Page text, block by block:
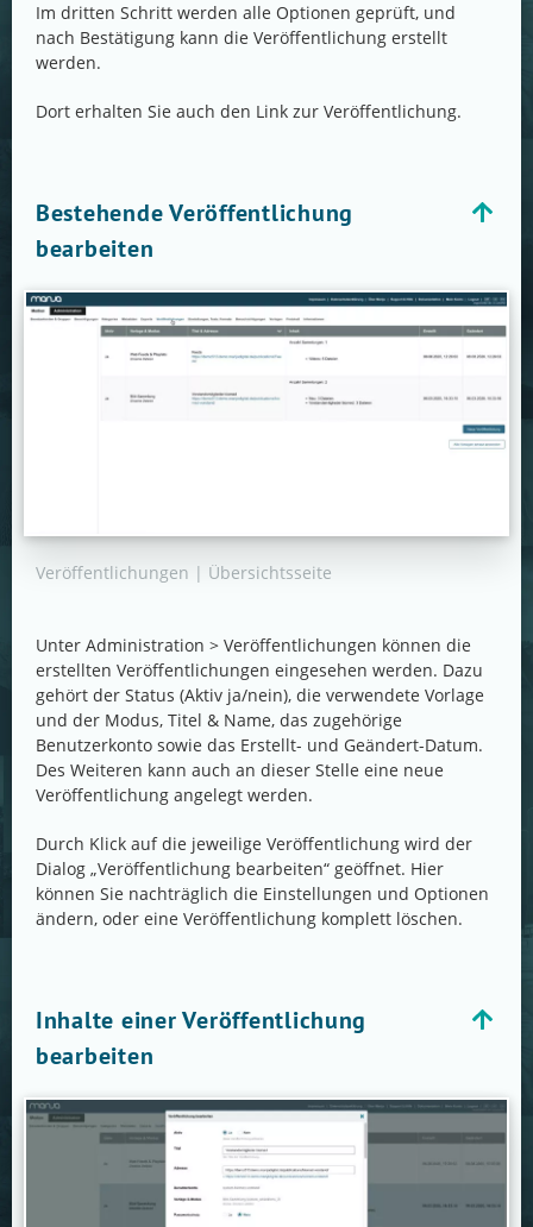
Im dritten Schritt werden alle Optionen geprüft, und
nach Bestätigung kann die Veröffentlichung erstellt
werden.
Dort erhalten Sie auch den Link zur Veröffentlichung.
Bestehende Veröffentlichung
bearbeiten
Veröffentlichungen | Übersichtsseite
Unter Administration > Veröffentlichungen können die
erstellten Veröffentlichungen eingesehen werden. Dazu
gehört der Status (Aktiv ja/nein), die verwendete Vorlage
und der Modus, Titel & Name, das zugehörige
Benutzerkonto sowie das Erstellt- und Geändert-Datum.
Des Weiteren kann auch an dieser Stelle eine neue
Veröffentlichung angelegt werden.
Durch Klick auf die jeweilige Veröffentlichung wird der
Dialog „Veröffentlichung bearbeiten“ geöffnet. Hier
können Sie nachträglich die Einstellungen und Optionen
ändern, oder eine Veröffentlichung komplett löschen.
Inhalte einer Veröffentlichung
bearbeiten